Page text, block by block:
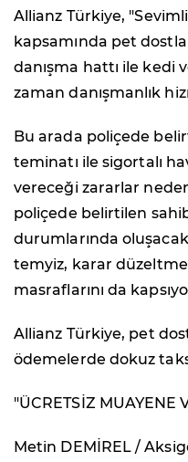
Allianz Türkiye,
kapsamında pet
danışma hattı ile kedi
zaman danışmanlık
Bu arada poliçede
teminatı ile sigortalı
vereceği zararlar
poliçede belirtilen
durumlarında
temyiz, karar
masraflarını da
Allianz Türkiye, pet
ödemelerde dokuz
"ÜCRETSİZ MUAYENE
Metin DEMİREL /